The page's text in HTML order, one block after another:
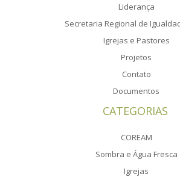
Liderança
Secretaria Regional de
Igrejas e Pastores
Projetos
Contato
Documentos
CATEGORIAS
COREAM
Sombra e Água Fresca
Igrejas